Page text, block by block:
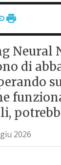
Neural
di
2026